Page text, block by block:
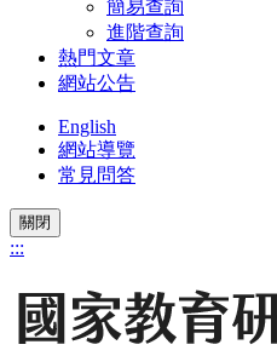
簡易查詢
進階查詢
熱門文章
網站公告
English
網站導覽
常見問答
關閉
:::